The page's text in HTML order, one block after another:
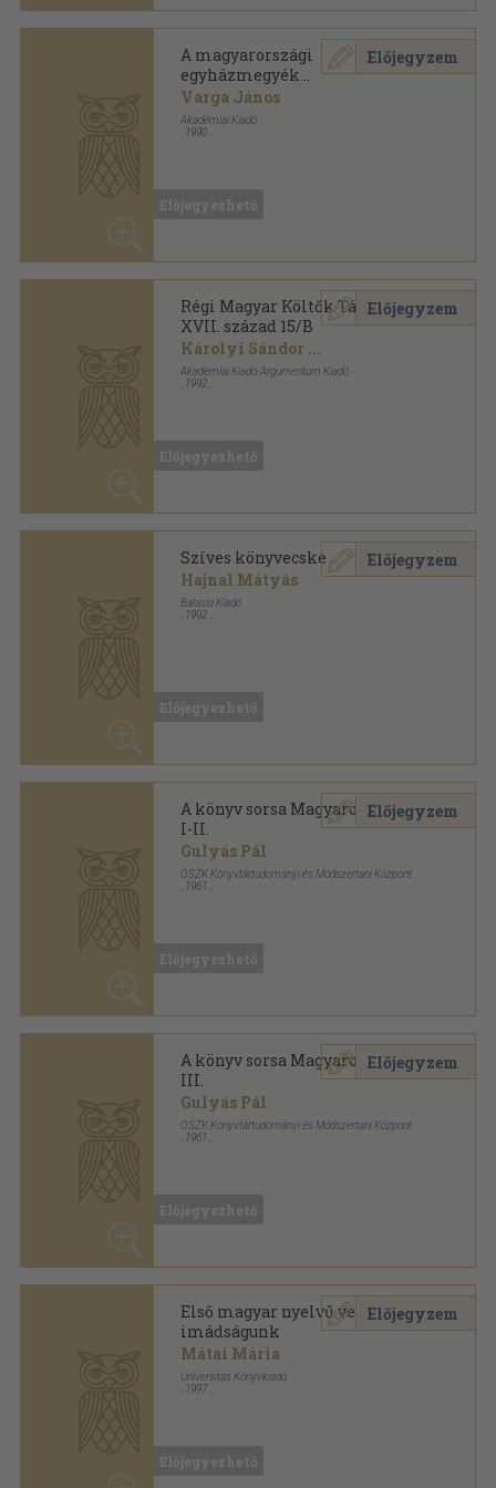
Régi Magyar Költők Tára -
XVII. század 15/B
Károlyi Sándor...
Akadémiai Kiadó-Argumentum Kiadó
,1992
Vászon,581
oldal
Régi Magyar Költők Tára - XVII. század sorozat
Előjegyzem
Szíves könyvecske
Hajnal Mátyás
Balassi Kiadó
,1992
Fűzött keménykötés
233 oldal
Bibliotheca Hungarica Antiqua sorozat
Előjegyzem
A könyv sorsa Magyarországon
I-II.
Gulyás Pál
OSZK Könyvtártudományi és Módszertani Központ
,1961
Fűzött papírkötés
Előjegyzem
A könyv sorsa Magyarországon
III.
Gulyás Pál
OSZK Könyvtártudományi és Módszertani Központ
,1961
Fűzött papírkötés
Előjegyzem
Első magyar nyelvű verses
imádságunk
Mátai Mária
Universitas Könyvkiadó
,1997
Ragasztott papírkötés
Előjegyzem
Első magyar nyelvű verses
imádságunk
Mátai Mária
Universitas Könyvkiadó
,2002
Ragasztott papírkötés
Előjegyzem